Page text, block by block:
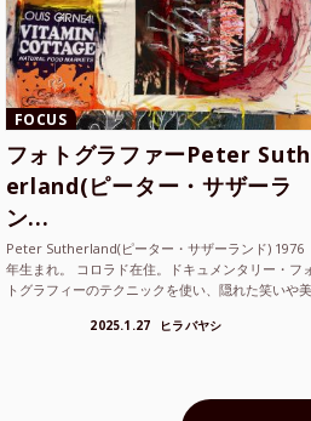
FOCUS
フォトグラファーPeter Suth
erland(ピーター・サザーラ
ン...
Peter Sutherland(ピーター・サザーランド) 1976
年生まれ。 コロラド在住。ドキュメンタリー・フォ
トグラフィーのテクニックを使い、隠れた笑いや美
を撮り続けているフォトグラファーでフィ...
2025.1.27 ヒラバヤシ